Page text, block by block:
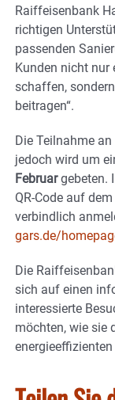
Raiffeisenbank
richtigen
passenden
Kunden nicht nur
schaffen,
beitragen“.
Die Teilnahme
jedoch wird um
Februargebeten.
QR-Code auf
verbindlich
gars.de/
Die
sich auf einen
interessierte
möchten, wie sie